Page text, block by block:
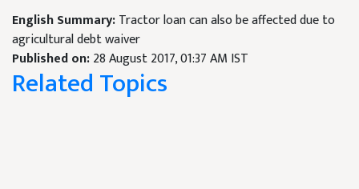
English Summary:Tractor loan can also be affected due to
agricultural debt waiver
Published on:28 August 2017, 01:37 AM IST
Related Topics